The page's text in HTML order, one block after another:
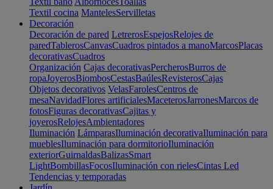
Textil cocina MantelesServilletas
Decoración
Decoración de pared LetrerosEspejosRelojes de
paredTablerosCanvasCuadros pintados a manoMarcosPlacas
decorativasCuadros
Organización Cajas decorativasPercherosBurros de
ropaJoyerosBiombosCestasBaúlesRevisterosCajas
Objetos decorativos VelasFarolesCentros de
mesaNavidadFlores artificialesMaceterosJarronesMarcos de
fotosFiguras decorativasCajitas y
joyerosRelojesAmbientadores
Iluminación LámparasIluminación decorativaIluminación para
mueblesIluminación para dormitorioIluminación
exteriorGuirnaldasBalizasSmart
LightBombillasFocosIluminación con rielesCintas Led
Tendencias y temporadas